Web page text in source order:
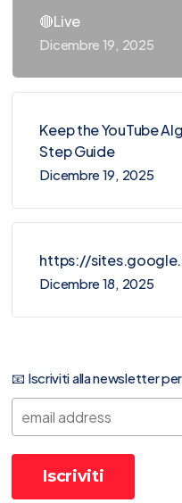
🔴Live
Dicembre 19, 2025
Keep the YouTube
Step Guide
Dicembre 19, 2025
https://
Dicembre 18, 2025
📧 Iscriviti alla newsletter